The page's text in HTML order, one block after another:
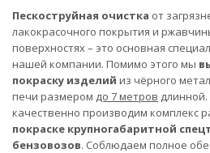
Пескоструйная очистка от
лакокрасочного покрытия и
поверхностях – это основная
нашей компании. Помимо этого мы
покраску изделий из чёрного
печи размером до 7 метров
качественно производим комплекс
покраске крупногабаритной
бензовозов. Соблюдаем полное